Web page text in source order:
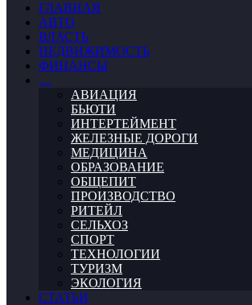
ГЛАВНАЯ
АВТО
ВЛАСТЬ
НЕДВИЖИМОСТЬ
ФИНАНСЫ
…
АВИАЦИЯ
БЬЮТИ
ИНТЕРТЕЙМЕНТ
ЖЕЛЕЗНЫЕ ДОРОГИ
МЕДИЦИНА
ОБРАЗОВАНИЕ
ОБЩЕПИТ
ПРОИЗВОДСТВО
РИТЕЙЛ
СЕЛЬХОЗ
СПОРТ
ТЕХНОЛОГИИ
ТУРИЗМ
ЭКОЛОГИЯ
СТАТЬИ